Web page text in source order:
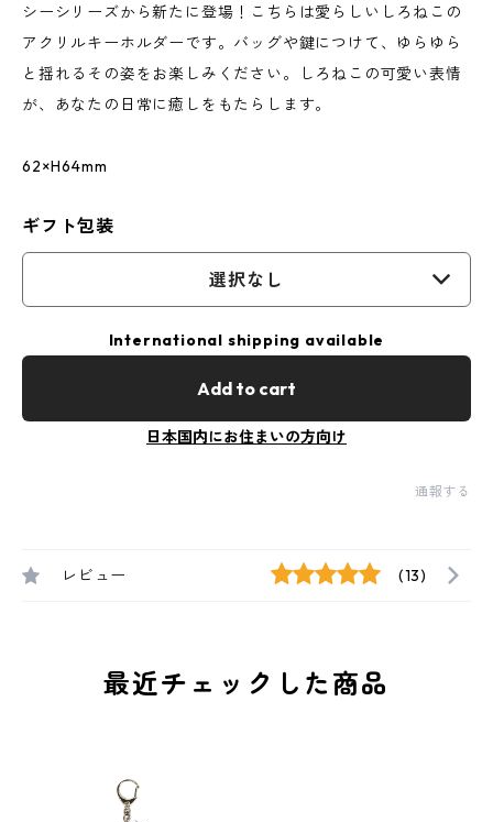
シーシリーズから新たに登場！こちらは愛らしいしろねこの
アクリルキーホルダーです。バッグや鍵につけて、ゆらゆら
と揺れるその姿をお楽しみください。しろねこの可愛い表情
が、あなたの日常に癒しをもたらします。
62×H64mm
ギフト包装
選択なし
International shipping available
Add to cart
日本国内にお住まいの方向け
通報する
レビュー (13)
最近チェックした商品